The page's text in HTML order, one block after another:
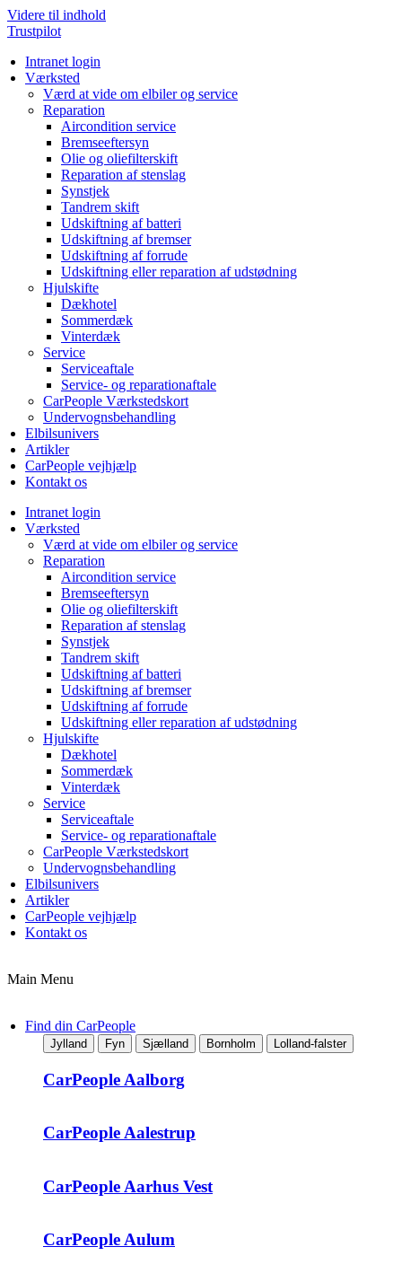
Videre til indhold
Trustpilot
Intranet login
Værksted
Værd at vide om elbiler og service
Reparation
Aircondition service
Bremseeftersyn
Olie og oliefilterskift
Reparation af stenslag
Synstjek
Tandrem skift
Udskiftning af batteri
Udskiftning af bremser
Udskiftning af forrude
Udskiftning eller reparation af udstødning
Hjulskifte
Dækhotel
Sommerdæk
Vinterdæk
Service
Serviceaftale
Service- og reparationaftale
CarPeople Værkstedskort
Undervognsbehandling
Elbilsunivers
Artikler
CarPeople vejhjælp
Kontakt os
Intranet login
Værksted
Værd at vide om elbiler og service
Reparation
Aircondition service
Bremseeftersyn
Olie og oliefilterskift
Reparation af stenslag
Synstjek
Tandrem skift
Udskiftning af batteri
Udskiftning af bremser
Udskiftning af forrude
Udskiftning eller reparation af udstødning
Hjulskifte
Dækhotel
Sommerdæk
Vinterdæk
Service
Serviceaftale
Service- og reparationaftale
CarPeople Værkstedskort
Undervognsbehandling
Elbilsunivers
Artikler
CarPeople vejhjælp
Kontakt os
Main Menu
Find din CarPeople
Jylland Fyn Sjælland Bornholm Lolland-falster
CarPeople Aalborg
CarPeople Aalestrup
CarPeople Aarhus Vest
CarPeople Aulum